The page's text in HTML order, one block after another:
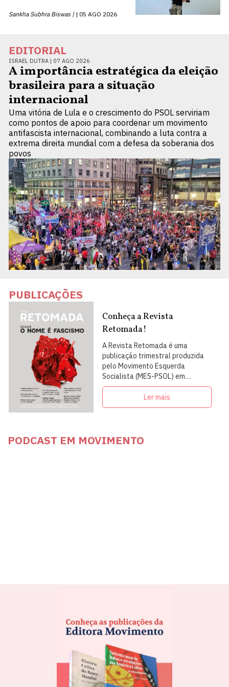
Sankha Subhra Biswas | 05 AGO 2026
EDITORIAL
ISRAEL DUTRA | 07 AGO 2026
A importância estratégica da eleição
brasileira para a situação
internacional
Uma vitória de Lula e o crescimento do PSOL serviriam
como pontos de apoio para coordenar um movimento
antifascista internacional, combinando a luta contra a
extrema direita mundial com a defesa da soberania dos
povos
PUBLICAÇÕES
Conheça a Revista
Retomada!
A Revista Retomada é uma
publicação trimestral produzida
pelo Movimento Esquerda
Socialista (MES-PSOL) em
articulação com intelectuais,
militantes e artistas
Ler mais
PODCAST EM MOVIMENTO